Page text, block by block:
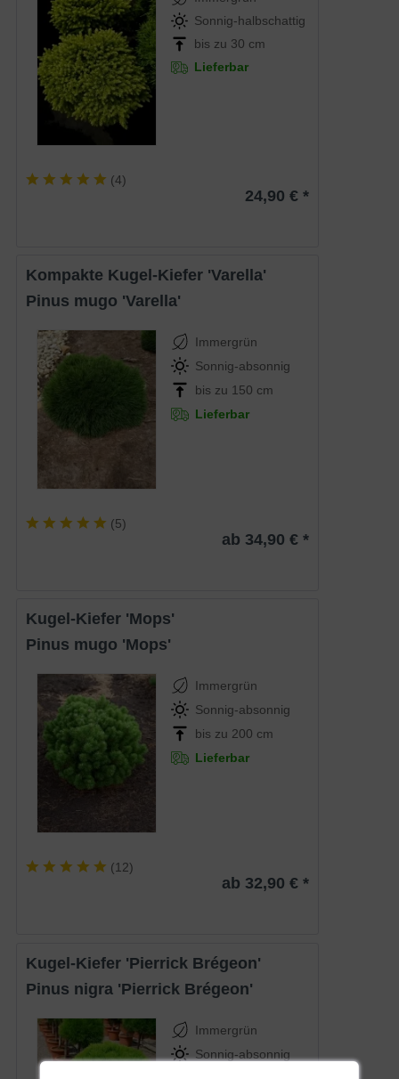
Sonnig-halbschattig
bis zu 30 cm
Lieferbar
(4)
24,90 € *
Kompakte Kugel-Kiefer 'Varella'
Pinus mugo 'Varella'
Immergrün
Sonnig-absonnig
bis zu 150 cm
Lieferbar
(5)
ab 34,90 € *
Kugel-Kiefer 'Mops'
Pinus mugo 'Mops'
Immergrün
Sonnig-absonnig
bis zu 200 cm
Lieferbar
(12)
ab 32,90 € *
Kugel-Kiefer 'Pierrick Brégeon'
Pinus nigra 'Pierrick Brégeon'
Immergrün
Sonnig-absonnig